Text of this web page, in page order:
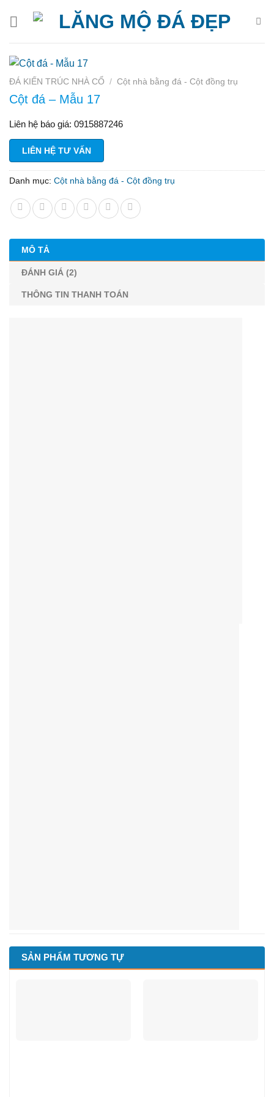
ĐÁ KIẾN TRÚC NHÀ CỔ / Cột nhà bằng đá - Cột đồng trụ
Cột đá – Mẫu 17
Liên hệ báo giá: 0915887246
LIÊN HỆ TƯ VẤN
Danh mục: Cột nhà bằng đá - Cột đồng trụ
MÔ TẢ
ĐÁNH GIÁ (2)
THÔNG TIN THANH TOÁN
SẢN PHẨM TƯƠNG TỰ